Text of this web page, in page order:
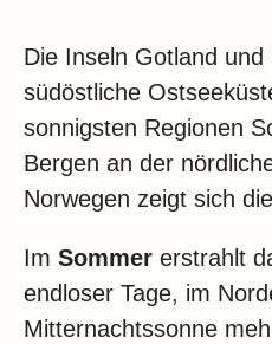
Die Inseln Gotland
südöstliche
sonnigsten Regionen
Bergen an der
Norwegen zeigt sich
Im Sommer erstrahlt
endloser Tage, im
Mitternachtssonne